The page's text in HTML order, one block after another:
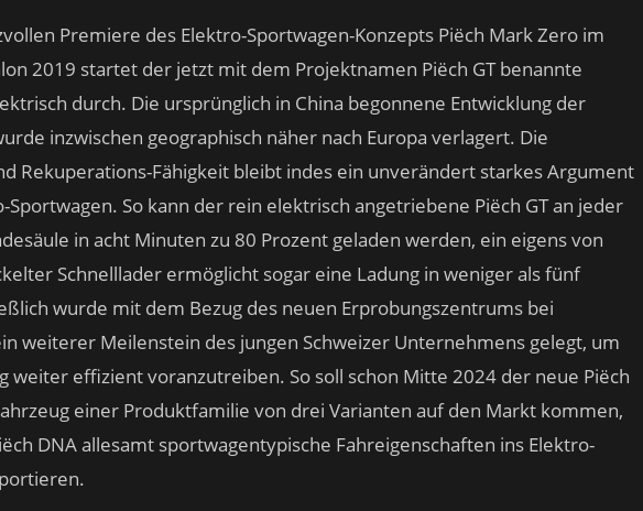
Premiere des Elektro-Sportwagen-Konzepts Piëch Mark Zero im
2019 startet der jetzt mit dem Projektnamen Piëch GT benannte
durch. Die ursprünglich in China begonnene Entwicklung der
inzwischen geographisch näher nach Europa verlagert. Die
Rekuperations-Fähigkeit bleibt indes ein unverändert starkes Argument
Sportwagen. So kann der rein elektrisch angetriebene Piëch GT an jeder
in acht Minuten zu 80 Prozent geladen werden, ein eigens von
Schnelllader ermöglicht sogar eine Ladung in weniger als fünf
wurde mit dem Bezug des neuen Erprobungszentrums bei
weiterer Meilenstein des jungen Schweizer Unternehmens gelegt, um
weiter effizient voranzutreiben. So soll schon Mitte 2024 der neue Piëch
einer Produktfamilie von drei Varianten auf den Markt kommen,
DNA allesamt sportwagentypische Fahreigenschaften ins Elektro-